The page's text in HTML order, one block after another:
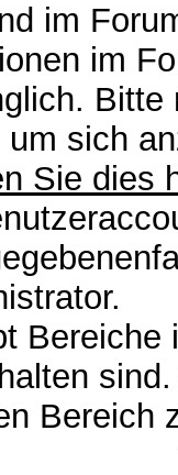
im
im
Bitte
um sich
Sie dies
Bereiche
Bereich